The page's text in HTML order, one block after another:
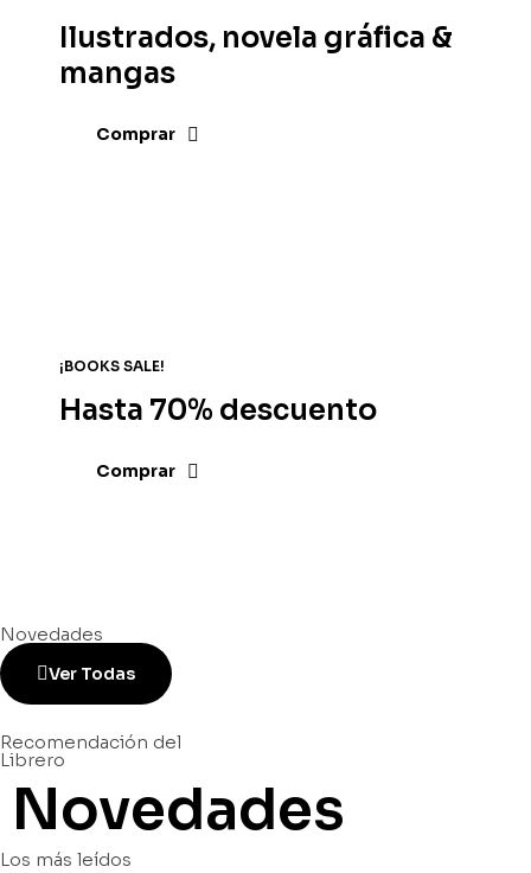
Ilustrados, novela gráfica &
mangas
Comprar
¡BOOKS SALE!
Hasta 70% descuento
Comprar
Novedades
Ver Todas
Recomendación del
Librero
Novedades
Los más leídos